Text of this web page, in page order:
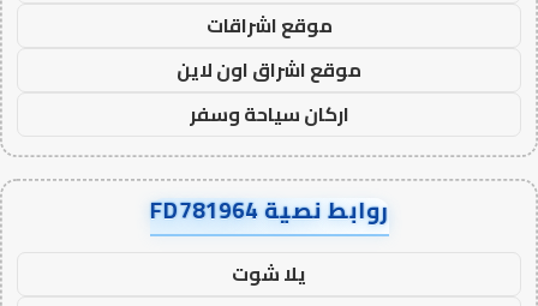
موقع اشراقات
موقع اشراق اون لاين
اركان سياحة وسفر
روابط نصية FD781964
يلا شوت